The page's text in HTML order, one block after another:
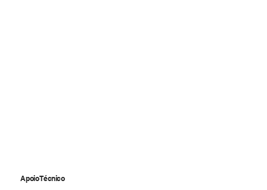
Apoio Técnico